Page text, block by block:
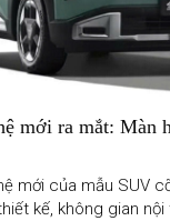
mới ra mắt: Màn
cơ sở lớn nhất phân
mới của mẫu SUV
kế, không gian